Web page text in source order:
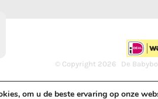
© Copyright 2026 De
om u de beste ervaring op onze